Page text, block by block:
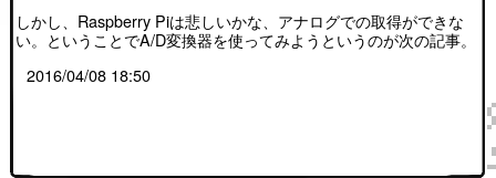
しかし、Raspberry Piは悲しいかな、アナログでの取得ができな
い。ということでA/D変換器を使ってみようというのが次の記事。
2016/04/08 18:50